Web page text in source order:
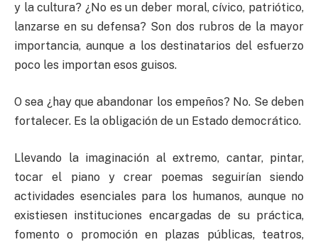
y la cultura? ¿No es un deber moral, cívico, patriótico,
lanzarse en su defensa? Son dos rubros de la mayor
importancia, aunque a los destinatarios del esfuerzo
poco les importan esos guisos.
O sea ¿hay que abandonar los empeños? No. Se deben
fortalecer. Es la obligación de un Estado democrático.
Llevando la imaginación al extremo, cantar, pintar,
tocar el piano y crear poemas seguirían siendo
actividades esenciales para los humanos, aunque no
existiesen instituciones encargadas de su práctica,
fomento o promoción en plazas públicas, teatros,